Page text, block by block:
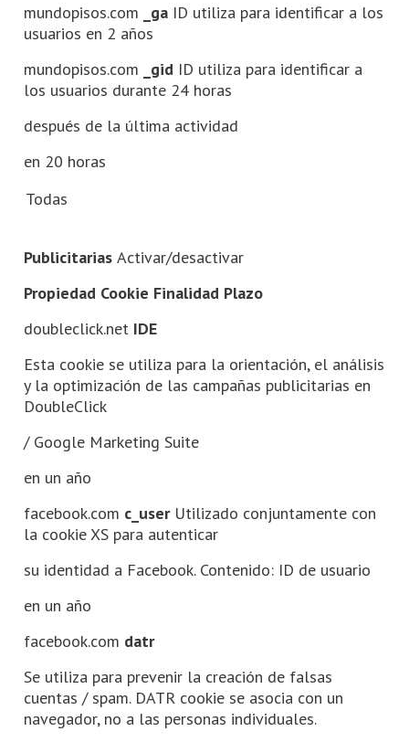
mundopisos.com
_ga ID utiliza para identificar a los
usuarios en 2 años
mundopisos.com
_gid ID utiliza para identificar a
los usuarios durante 24 horas
después de la última actividad
en 20 horas
Todas
PublicitariasActivar/desactivar
Propiedad Cookie Finalidad Plazo
doubleclick.net IDE
Esta cookie se utiliza para la orientación, el análisis
y la optimización de las campañas publicitarias en
DoubleClick
/ Google Marketing Suite
en un año
facebook.com c_user Utilizado conjuntamente con
la cookie XS para autenticar
su identidad a Facebook. Contenido: ID de usuario
en un año
facebook.com datr
Se utiliza para prevenir la creación de falsas
cuentas / spam. DATR cookie se asocia con un
navegador, no a las personas individuales.